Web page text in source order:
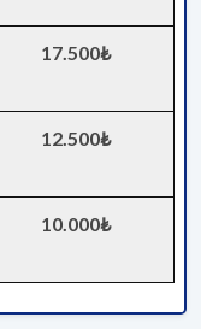
17.500₺
12.500₺
10.000₺